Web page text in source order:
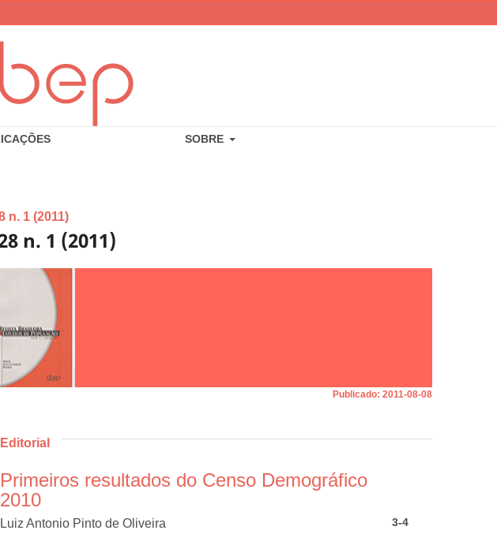
SOBRE
n. 1 (2011)
n. 1 (2011)
Publicado: 2011-08-08
Editorial
Primeiros resultados do Censo Demográfico
2010
Luiz Antonio Pinto de Oliveira 3-4